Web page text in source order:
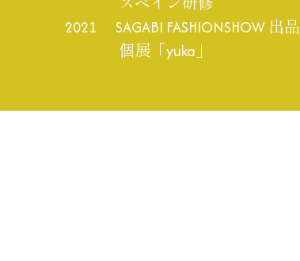
2021 SAGABI FASHIONSHOW 出品
個展「yuka」